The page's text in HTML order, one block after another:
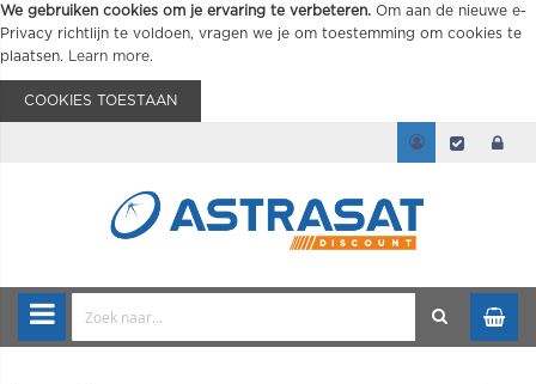
We gebruiken cookies om je ervaring te verbeteren. Om aan de nieuwe e-
Privacy richtlijn te voldoen, vragen we je om toestemming om cookies te
plaatsen.
Learn more.
COOKIES TOESTAAN